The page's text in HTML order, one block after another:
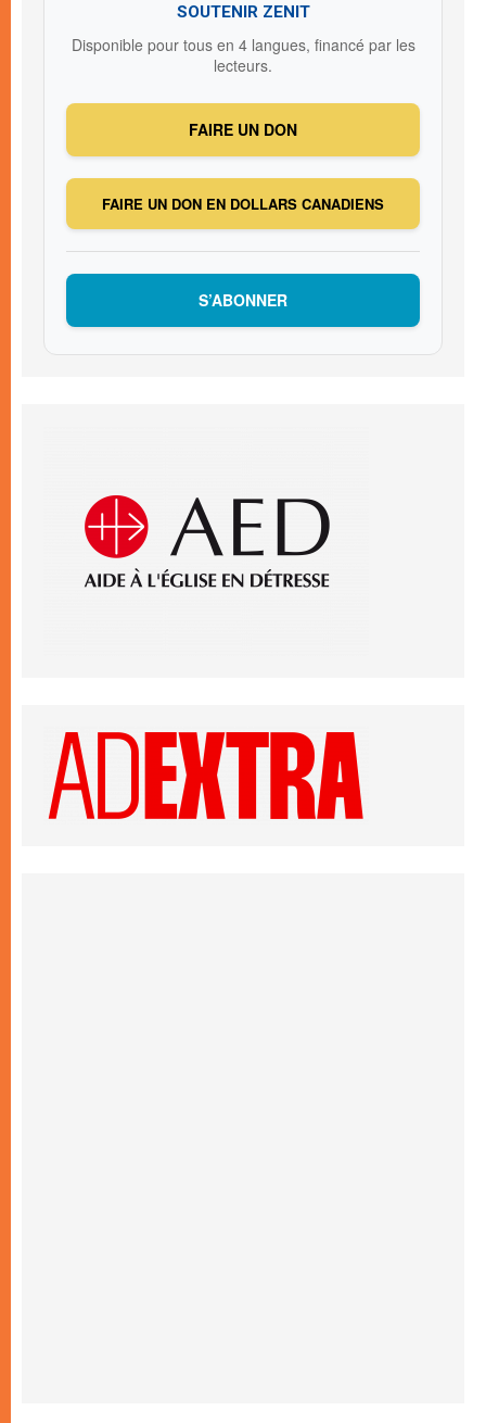
SOUTENIR ZENIT
Disponible pour tous en 4 langues, financé par les
lecteurs.
FAIRE UN DON
FAIRE UN DON EN DOLLARS CANADIENS
S’ABONNER